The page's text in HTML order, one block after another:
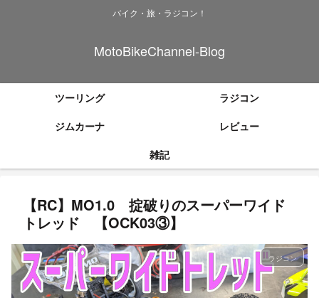
バイク・旅・ラジコン！
MotoBikeChannel-Blog
ツーリング
ラジコン
ジムカーナ
レビュー
雑記
【RC】MO1.0 掟破りのスーパーワイド
トレッド 【OCK03③】
ラジコン